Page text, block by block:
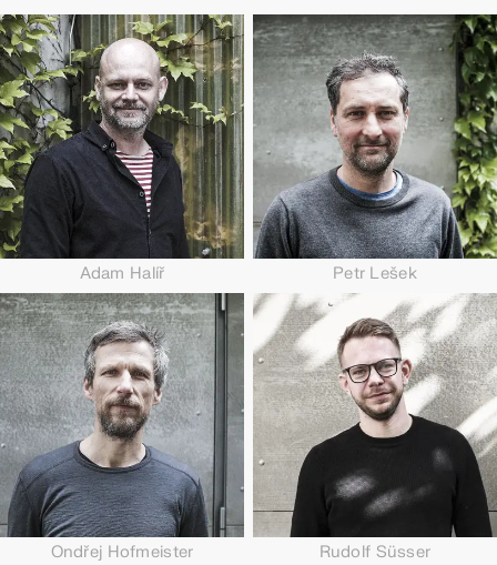
Adam Halíř Petr Lešek
Ondřej Hofmeister Rudolf Süsser